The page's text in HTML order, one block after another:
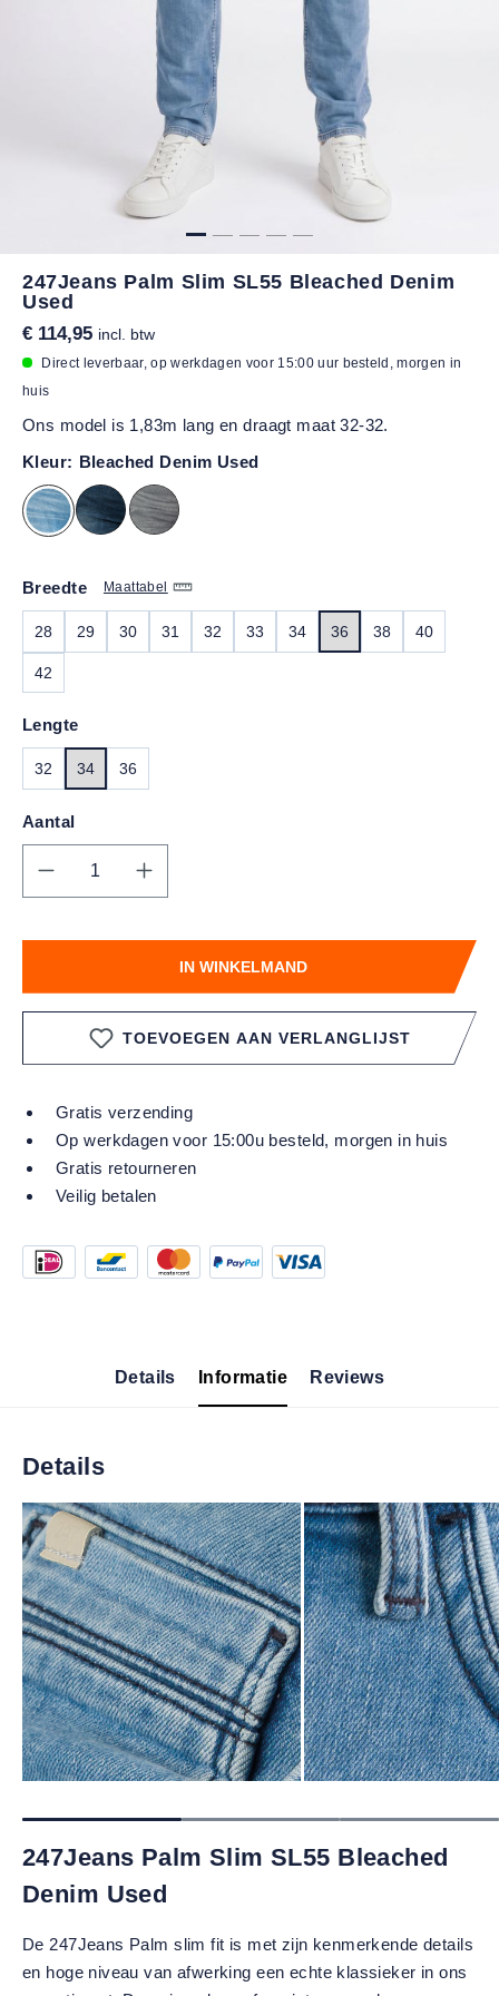
247Jeans Palm Slim SL55 Bleached Denim
Used
€ 114,95 incl. btw
Direct leverbaar, op werkdagen voor 15:00 uur besteld, morgen in
huis
Ons model is 1,83m lang en draagt maat 32-32.
Kleur: Bleached Denim Used
Maattabel
Breedte
28 29 30 31 32 33 34 36 38 40
42
Lengte
32 34 36
Aantal
Producthoeveelheid: Voer de gewenste
IN WINKELMAND
TOEVOEGEN AAN VERLANGLIJST
Gratis verzending
Op werkdagen voor 15:00u besteld, morgen in huis
Gratis retourneren
Veilig betalen
Details Informatie Reviews
Details
247Jeans Palm Slim SL55 Bleached
Denim Used
De 247Jeans Palm slim fit is met zijn kenmerkende details
en hoge niveau van afwerking een echte klassieker in ons